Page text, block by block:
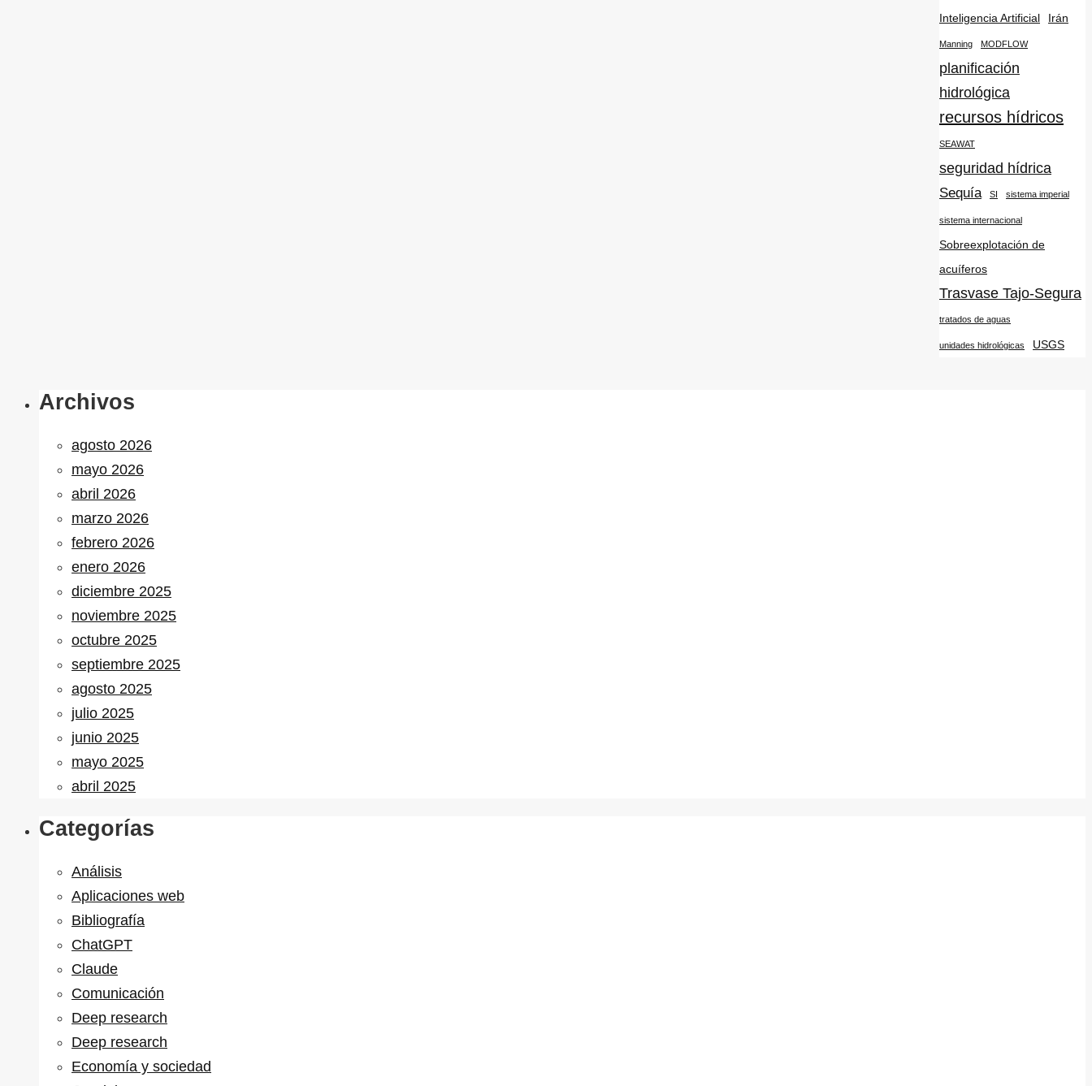
Inteligencia Artificial
Irán
Manning MODFLOW
planificación
hidrológica
recursos hídricos
SEAWAT
seguridad hídrica
Sequía SI sistema imperial
sistema internacional
Sobreexplotación de
acuíferos
Trasvase Tajo-Segura
tratados de aguas
unidades hidrológicas USGS
Archivos
agosto 2026
mayo 2026
abril 2026
marzo 2026
febrero 2026
enero 2026
diciembre 2025
noviembre 2025
octubre 2025
septiembre 2025
agosto 2025
julio 2025
junio 2025
mayo 2025
abril 2025
Categorías
Análisis
Aplicaciones web
Bibliografía
ChatGPT
Claude
Comunicación
Deep research
Deep research
Economía y sociedad